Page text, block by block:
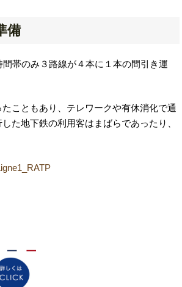
備
帯のみ３路線が４本に１本の間引き運
こともあり、テレワークや有休消化で通
た地下鉄の利用客はまばらであったり、